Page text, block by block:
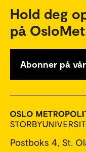
Hold deg
på
Abonner på
Postboks 4, St.